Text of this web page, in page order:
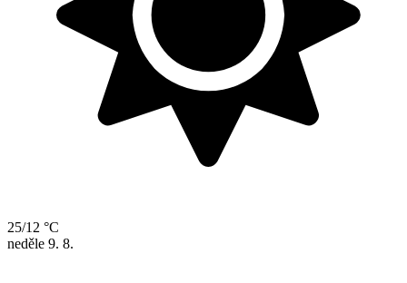
25/12 °C
neděle 9. 8.